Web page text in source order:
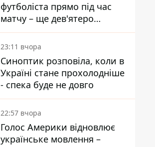
футболіста прямо під час
матчу – ще дев'ятеро
постраждали
23:11 вчора
Синоптик розповіла, коли в
Україні стане прохолодніше
- спека буде не довго
22:57 вчора
Голос Америки відновлює
українське мовлення –